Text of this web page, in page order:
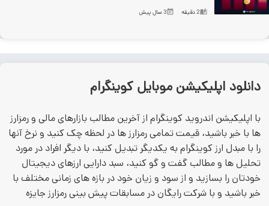
2دقیقه 3 سال پیش
اپلیکیشن موبایل کوینگرام
اپلیکیشن اندروید کوینگرام از آخرین مطالب بازارهای مالی و رمزارز
با خبر باشید، قیمت تمامی رمزارز ها در لحظه چک کنید و نرخ آنها
با مبدل ارز کوینگرام به یکدیگر تبدیل کنید، با دیگر افراد در مورد
ها و مطالب گفت و گو کنید، سبد دارایی ارزهای دیجیتال
را بسازید و از سود و زیان خود در بازه های زمانی مختلف با
باشید و با شرکت رایگان در مسابقات پیش بینی رمزارز جایزه